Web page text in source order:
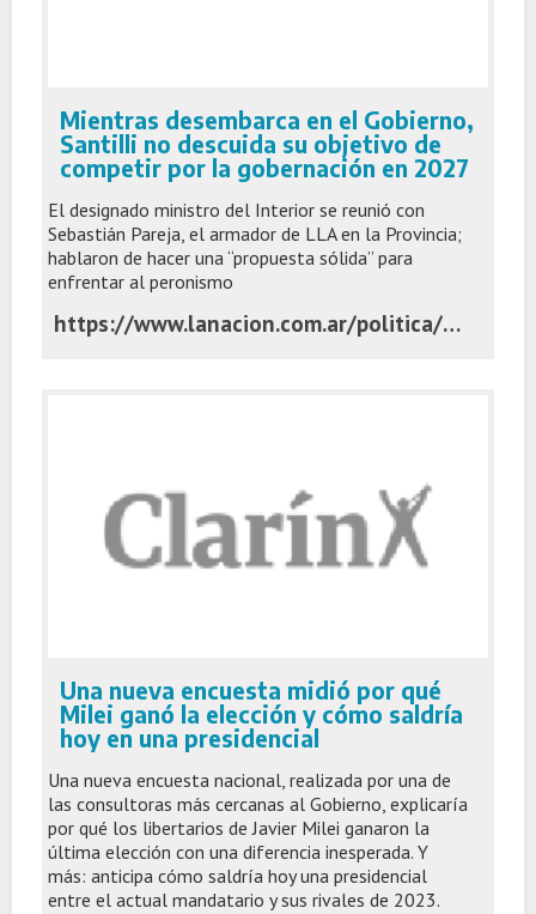
Mientras desembarca en el Gobierno,
Santilli no descuida su objetivo de
competir por la gobernación en 2027
El designado ministro del Interior se reunió con
Sebastián Pareja, el armador de LLA en la Provincia;
hablaron de hacer una “propuesta sólida” para
enfrentar al peronismo
https://www.lanacion.com.ar/politica/mientras-desembarca-en-el-gobierno-santilli-no-descuida-su-objetivo-de-competir-para-la-gobernacion-nid03112025/
Una nueva encuesta midió por qué
Milei ganó la elección y cómo saldría
hoy en una presidencial
Una nueva encuesta nacional, realizada por una de
las consultoras más cercanas al Gobierno, explicaría
por qué los libertarios de Javier Milei ganaron la
última elección con una diferencia inesperada. Y
más: anticipa cómo saldría hoy una presidencial
entre el actual mandatario y sus rivales de 2023.